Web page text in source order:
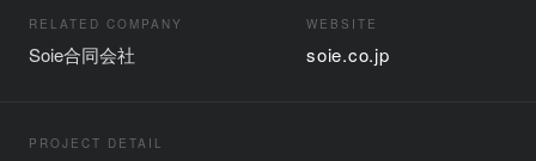
RELATED COMPANY
Soie合同会社
WEBSITE
soie.co.jp
PROJECT DETAIL